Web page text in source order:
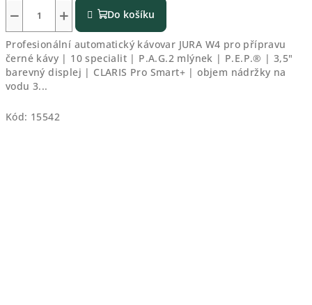
+
− Do košíku
Profesionální automatický kávovar JURA W4 pro přípravu
černé kávy | 10 specialit | P.A.G.2 mlýnek | P.E.P.® | 3,5"
barevný displej | CLARIS Pro Smart+ | objem nádržky na
vodu 3...
Kód: 15542